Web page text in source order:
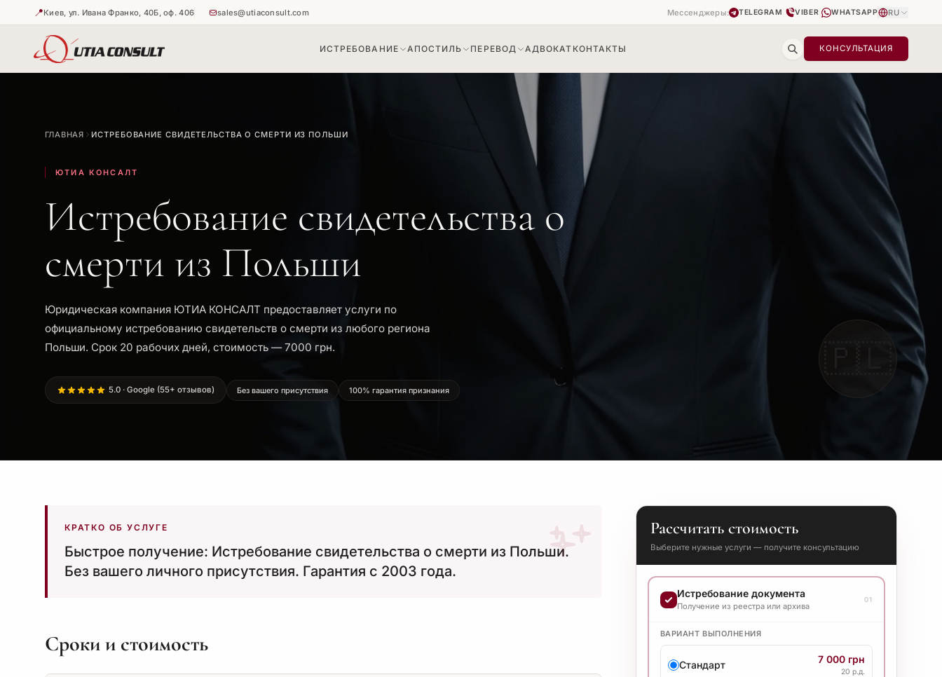
📍Киев, ул. Ивана Франко, 40Б, оф. 406 sales@utiaconsult.com Мессенджеры: TELEGRAM VIBER | WHATSAPP RU
ИСТРЕБОВАНИЕ
Истребование архивной справки
АПОСТИЛЬ
Апостиль судебного решения
ПЕРЕВОД АДВОКАТ КОНТАКТЫ КОНСУЛЬТАЦИЯ
ГЛАВНАЯ ИСТРЕБОВАНИЕ СВИДЕТЕЛЬСТВА О СМЕРТИ ИЗ ПОЛЬШИ
ЮТИА КОНСАЛТ
Истребование свидетельства о
смерти из Польши
Юридическая компания ЮТИА КОНСАЛТ предоставляет услуги по
официальному истребованию свидетельств о смерти из любого региона
Польши. Срок 20 рабочих дней, стоимость — 7000 грн.
5.0 · Google (55+ отзывов) Без вашего присутствия 100% гарантия признания
КРАТКО ОБ УСЛУГЕ
Быстрое получение: Истребование свидетельства о смерти из Польши.
Без вашего личного присутствия. Гарантия с 2003 года.
Сроки и стоимость
Рассчитать стоимость
Выберите нужные услуги — получите консультацию
Истребование документа
Получение из реестра или архива
01
ВАРИАНТ ВЫПОЛНЕНИЯ
Стандарт 7 000 грн
20 р.д.